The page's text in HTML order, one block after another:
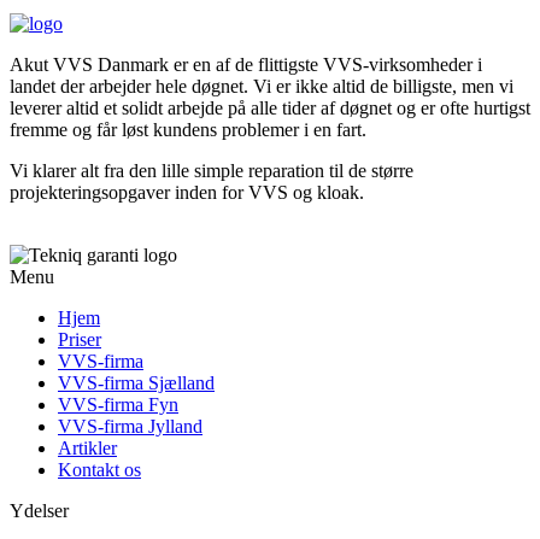
Akut VVS Danmark er en af de flittigste VVS-virksomheder i
landet der arbejder hele døgnet. Vi er ikke altid de billigste, men vi
leverer altid et solidt arbejde på alle tider af døgnet og er ofte hurtigst
fremme og får løst kundens problemer i en fart.
Vi klarer alt fra den lille simple reparation til de større
projekteringsopgaver inden for VVS og kloak.
Menu
Hjem
Priser
VVS-firma
VVS-firma Sjælland
VVS-firma Fyn
VVS-firma Jylland
Artikler
Kontakt os
Ydelser